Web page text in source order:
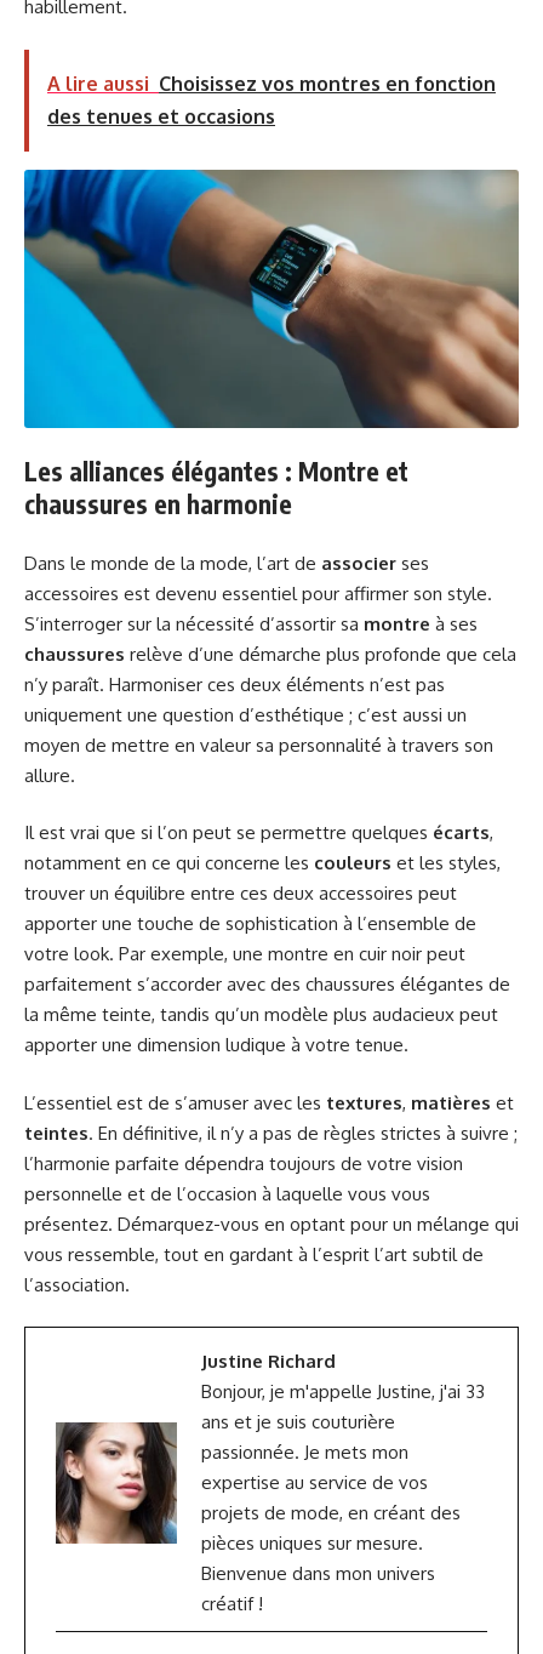
habillement.
A lire aussi Choisissez vos montres en fonction
des tenues et occasions
Les alliances élégantes : Montre et
chaussures en harmonie
Dans le monde de la mode, l’art de associer ses
accessoires est devenu essentiel pour affirmer son style.
S’interroger sur la nécessité d’assortir sa montre à ses
chaussures relève d’une démarche plus profonde que cela
n’y paraît. Harmoniser ces deux éléments n’est pas
uniquement une question d’esthétique ; c’est aussi un
moyen de mettre en valeur sa personnalité à travers son
allure.
Il est vrai que si l’on peut se permettre quelques écarts,
notamment en ce qui concerne les couleurs et les styles,
trouver un équilibre entre ces deux accessoires peut
apporter une touche de sophistication à l’ensemble de
votre look. Par exemple, une montre en cuir noir peut
parfaitement s’accorder avec des chaussures élégantes de
la même teinte, tandis qu’un modèle plus audacieux peut
apporter une dimension ludique à votre tenue.
L’essentiel est de s’amuser avec les textures, matières et
teintes. En définitive, il n’y a pas de règles strictes à suivre ;
l’harmonie parfaite dépendra toujours de votre vision
personnelle et de l’occasion à laquelle vous vous
présentez. Démarquez-vous en optant pour un mélange qui
vous ressemble, tout en gardant à l’esprit l’art subtil de
l’association.
Justine Richard
Bonjour, je m'appelle Justine, j'ai 33
ans et je suis couturière
passionnée. Je mets mon
expertise au service de vos
projets de mode, en créant des
pièces uniques sur mesure.
Bienvenue dans mon univers
créatif !